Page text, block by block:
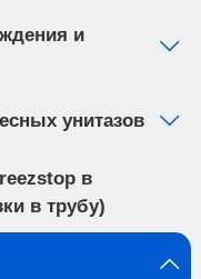
и
унитазов
в
в трубу)